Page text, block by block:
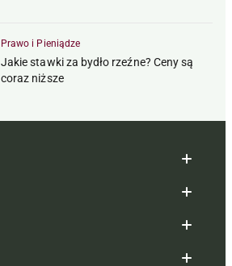
Prawo i Pieniądze
Jakie stawki za bydło rzeźne? Ceny są
coraz niższe